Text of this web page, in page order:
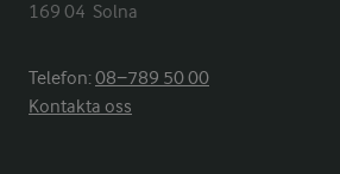
169 04  Solna
Telefon:08−789 50 00
Kontakta oss